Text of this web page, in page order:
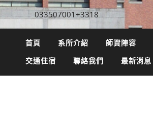
033507001+3318
首頁 系所介紹 師資陣容
交通住宿
聯絡我們 最新消息